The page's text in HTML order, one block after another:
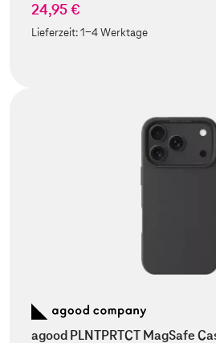
24,95 €
Lieferzeit:1-4 Werktage
agood PLNTPRTCT MagSafe